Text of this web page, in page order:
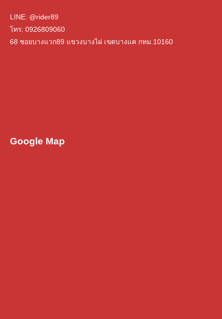
LINE: @rider89
โทร: 0926809060
68 ซอยบางแวก89 แขวงบางไผ่ เขตบางแค กทม.10160
Google Map